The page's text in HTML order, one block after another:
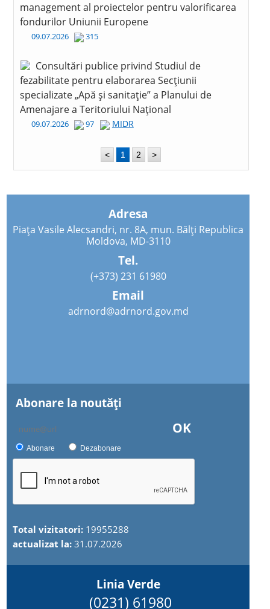
management al proiectelor pentru valorificarea
fondurilor Uniunii Europene
09.07.2026 315
Consultări publice privind Studiul de
fezabilitate pentru elaborarea Secțiunii
specializate „Apă și sanitație” a Planului de
Amenajare a Teritoriului Național
09.07.2026 97 MIDR
< 1 2 >
Adresa
Piața Vasile Alecsandri, nr. 8A, mun. Bălți Republica
Moldova, MD-3110
Tel.
(+373) 231 61980
Email
adrnord@adrnord.gov.md
Abonare la noutăţi
OK
Abonare Dezabonare
Total vizitatori: 19955288
actualizat la:31.07.2026
Linia Verde
(0231) 61980